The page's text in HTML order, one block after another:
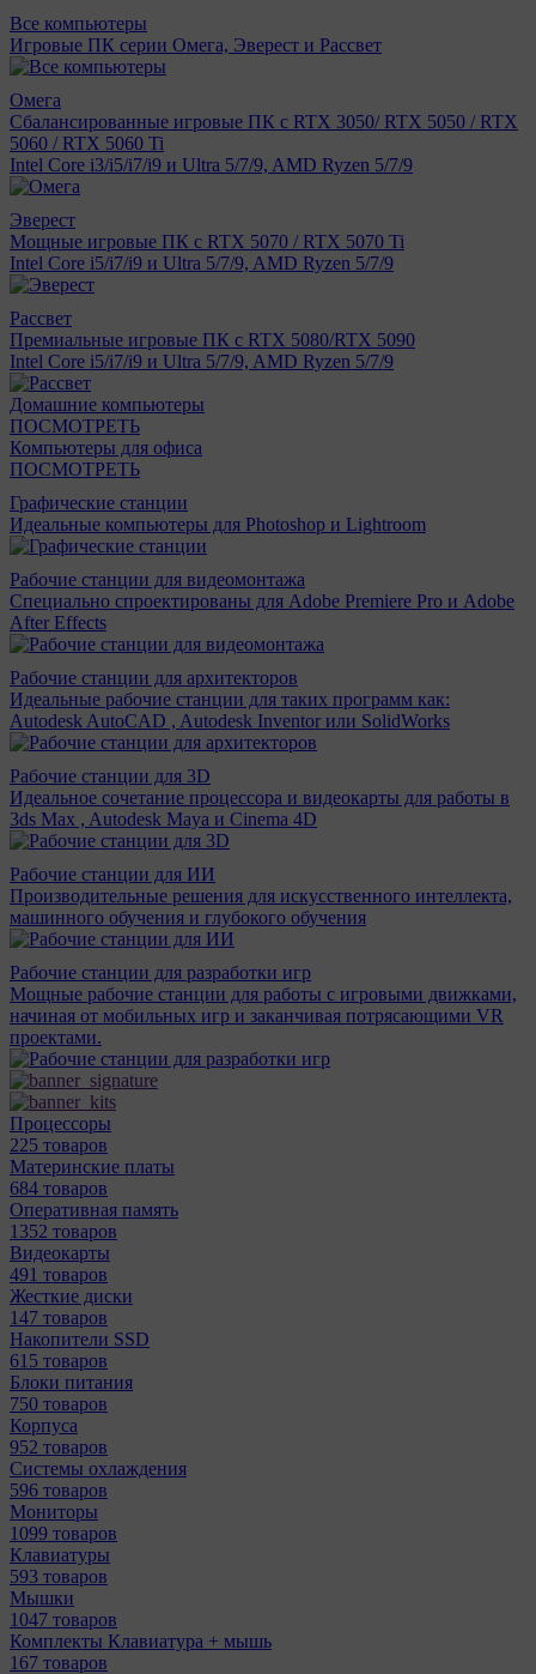
Все компьютеры
Игровые ПК серии Омега, Эверест и Рассвет
Омега
Сбалансированные игровые ПК с RTX 3050/ RTX 5050 / RTX
5060 / RTX 5060 Ti
Intel Core i3/i5/i7/i9 и Ultra 5/7/9, AMD Ryzen 5/7/9
Эверест
Мощные игровые ПК с RTX 5070 / RTX 5070 Ti
Intel Core i5/i7/i9 и Ultra 5/7/9, AMD Ryzen 5/7/9
Рассвет
Премиальные игровые ПК с RTX 5080/RTX 5090
Intel Core i5/i7/i9 и Ultra 5/7/9, AMD Ryzen 5/7/9
Домашние компьютеры
ПОСМОТРЕТЬ
Компьютеры для офиса
ПОСМОТРЕТЬ
Графические станции
Идеальные компьютеры для Photoshop и Lightroom
Рабочие станции для видеомонтажа
Специально спроектированы для Adobe Premiere Pro и Adobe
After Effects
Рабочие станции для архитекторов
Идеальные рабочие станции для таких программ как:
Autodesk AutoCAD , Autodesk Inventor или SolidWorks
Рабочие станции для 3D
Идеальное сочетание процессора и видеокарты для работы в
3ds Max , Autodesk Maya и Cinema 4D
Рабочие станции для ИИ
Производительные решения для искусственного интеллекта,
машинного обучения и глубокого обучения
Рабочие станции для разработки игр
Мощные рабочие станции для работы с игровыми движками,
начиная от мобильных игр и заканчивая потрясающими VR
проектами.
Процессоры
225 товаров
Материнcкие платы
684 товаров
Оперативная память
1352 товаров
Видеокарты
491 товаров
Жесткие диски
147 товаров
Накопители SSD
615 товаров
Блоки питания
750 товаров
Корпуса
952 товаров
Системы охлаждения
596 товаров
Мониторы
1099 товаров
Клавиатуры
593 товаров
Мышки
1047 товаров
Комплекты Клавиатура + мышь
167 товаров